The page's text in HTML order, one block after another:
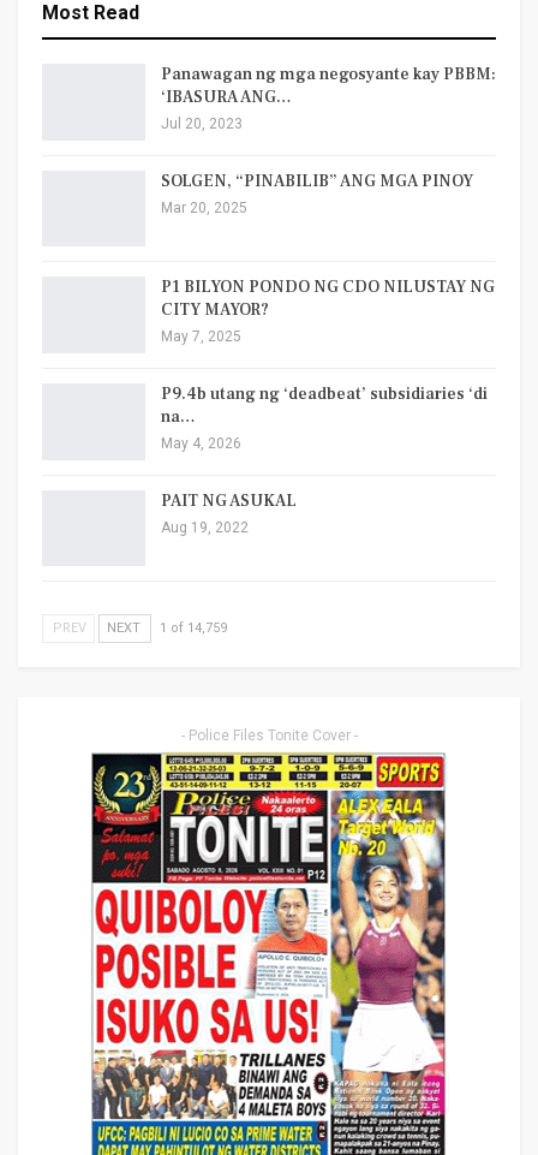
Most Read
Panawagan ng mga negosyante kay PBBM:
‘IBASURA ANG…
Jul 20, 2023
SOLGEN, “PINABILIB” ANG MGA PINOY
Mar 20, 2025
P1 BILYON PONDO NG CDO NILUSTAY NG
CITY MAYOR?
May 7, 2025
P9.4b utang ng ‘deadbeat’ subsidiaries ‘di
na…
May 4, 2026
PAIT NG ASUKAL
Aug 19, 2022
PREV NEXT 1 of 14,759
- Police Files Tonite Cover -